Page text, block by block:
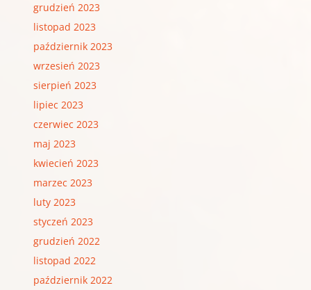
grudzień 2023
listopad 2023
październik 2023
wrzesień 2023
sierpień 2023
lipiec 2023
czerwiec 2023
maj 2023
kwiecień 2023
marzec 2023
luty 2023
styczeń 2023
grudzień 2022
listopad 2022
październik 2022